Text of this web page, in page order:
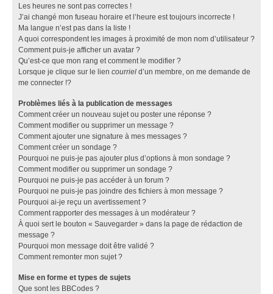
Les heures ne sont pas correctes !
J’ai changé mon fuseau horaire et l’heure est toujours incorrecte !
Ma langue n’est pas dans la liste !
A quoi correspondent les images à proximité de mon nom d’utilisateur ?
Comment puis-je afficher un avatar ?
Qu’est-ce que mon rang et comment le modifier ?
Lorsque je clique sur le lien courriel d’un membre, on me demande de
me connecter !?
Problèmes liés à la publication de messages
Comment créer un nouveau sujet ou poster une réponse ?
Comment modifier ou supprimer un message ?
Comment ajouter une signature à mes messages ?
Comment créer un sondage ?
Pourquoi ne puis-je pas ajouter plus d’options à mon sondage ?
Comment modifier ou supprimer un sondage ?
Pourquoi ne puis-je pas accéder à un forum ?
Pourquoi ne puis-je pas joindre des fichiers à mon message ?
Pourquoi ai-je reçu un avertissement ?
Comment rapporter des messages à un modérateur ?
À quoi sert le bouton « Sauvegarder » dans la page de rédaction de
message ?
Pourquoi mon message doit être validé ?
Comment remonter mon sujet ?
Mise en forme et types de sujets
Que sont les BBCodes ?